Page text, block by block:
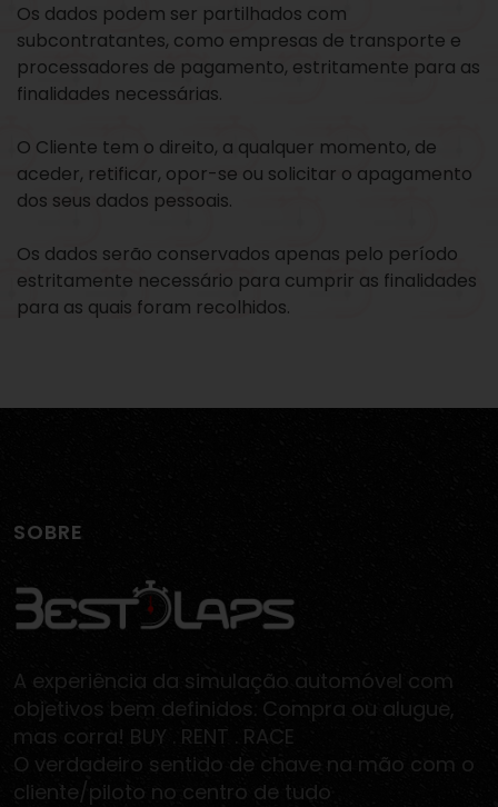
Os dados podem ser partilhados com
subcontratantes, como empresas de transporte e
processadores de pagamento, estritamente para as
finalidades necessárias.
O Cliente tem o direito, a qualquer momento, de
aceder, retificar, opor-se ou solicitar o apagamento
dos seus dados pessoais.
Os dados serão conservados apenas pelo período
estritamente necessário para cumprir as finalidades
para as quais foram recolhidos.
SOBRE
A experiência da simulação automóvel com
objetivos bem definidos. Compra ou alugue,
mas corra! BUY . RENT . RACE
O verdadeiro sentido de chave na mão com o
cliente/piloto no centro de tudo